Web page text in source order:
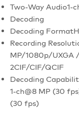
Two-Way Audio1-
Decoding
Decoding Format
Recording
MP/1080p/UXGA
2CIF/CIF/QCIF
Decoding
1-ch@8 MP (30
(30 fps)